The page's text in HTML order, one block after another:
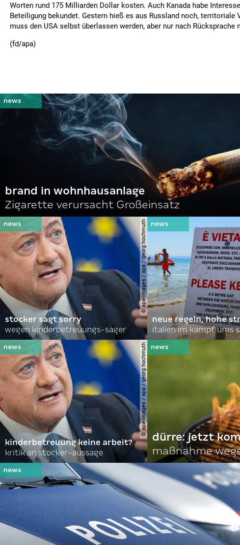
Worten rund 175 Milliarden Dollar kosten. Auch Kanada habe
Beteiligung bekundet. Gestern hieß es aus Russland noch, territoriale
muss den USA selbst überlassen werden, aber nur nach Rücksprache
(fd/apa)
brand in wohnhausanlage
Zigarette verursacht Großeinsatz
© apa-images / apa / georg hochmuth
stocker sagt sorry
wegen kinderbetreuungs-sager
neue regeln, hohe
italien im kampf ums
© apa-images / apa / georg hochmuth
kinderbetreuung keine arbeit?
kritik an stocker-aussage
dürre: jetzt
maßnahme